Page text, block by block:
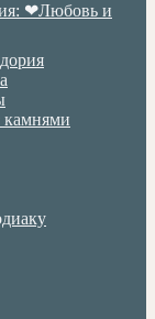
❤Любовь и
камнями